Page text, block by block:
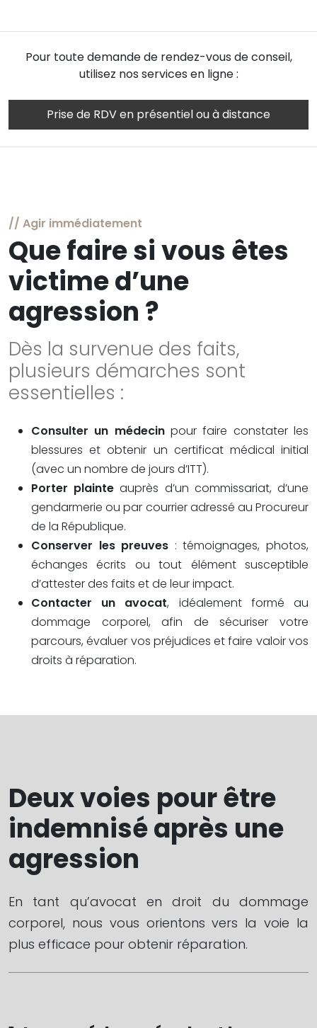
Pour toute demande de rendez-vous de conseil,
utilisez nos services en ligne :
Prise de RDV en présentiel ou à distance
// Agir immédiatement
Que faire si vous êtes
victime d’une
agression ?
Dès la survenue des faits,
plusieurs démarches sont
essentielles :
Consulter un médecinpour faire constater les
blessures et obtenir un certificat médical initial
(avec un nombre de jours d’ITT).
Porter plainte auprès d’un commissariat, d’une
gendarmerie ou par courrier adressé au Procureur
de la République.
Conserver les preuves : témoignages, photos,
échanges écrits ou tout élément susceptible
d’attester des faits et de leur impact.
Contacter un avocat, idéalement formé au
dommage corporel, afin de sécuriser votre
parcours, évaluer vos préjudices et faire valoir vos
droits à réparation.
Deux voies pour être
indemnisé après une
agression
En tant qu’avocat en droit du dommage
corporel, nous vous orientons vers la voie la
plus efficace pour obtenir réparation.